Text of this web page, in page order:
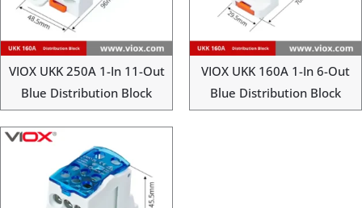
VIOX UKK 250A 1-In 11-Out
Blue Distribution Block
VIOX UKK 160A 1-In 6-Out
Blue Distribution Block